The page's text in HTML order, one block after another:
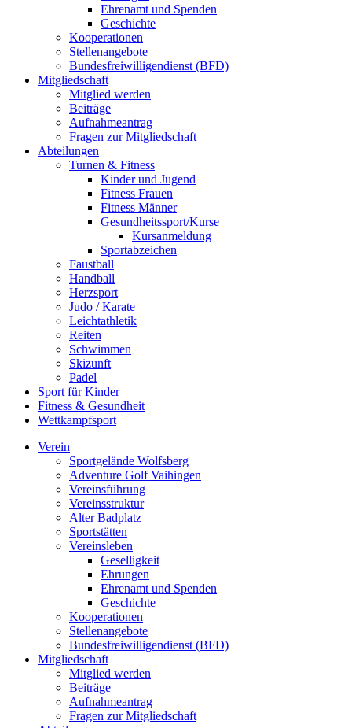
Ehrenamt und Spenden
Geschichte
Kooperationen
Stellenangebote
Bundesfreiwilligendienst (BFD)
Mitgliedschaft
Mitglied werden
Beiträge
Aufnahmeantrag
Fragen zur Mitgliedschaft
Abteilungen
Turnen & Fitness
Kinder und Jugend
Fitness Frauen
Fitness Männer
Gesundheitssport/Kurse
Kursanmeldung
Sportabzeichen
Faustball
Handball
Herzsport
Judo / Karate
Leichtathletik
Reiten
Schwimmen
Skizunft
Padel
Sport für Kinder
Fitness & Gesundheit
Wettkampfsport
Verein
Sportgelände Wolfsberg
Adventure Golf Vaihingen
Vereinsführung
Vereinsstruktur
Alter Badplatz
Sportstätten
Vereinsleben
Geselligkeit
Ehrungen
Ehrenamt und Spenden
Geschichte
Kooperationen
Stellenangebote
Bundesfreiwilligendienst (BFD)
Mitgliedschaft
Mitglied werden
Beiträge
Aufnahmeantrag
Fragen zur Mitgliedschaft